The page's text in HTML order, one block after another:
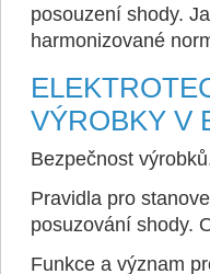
posouzení shody.
harmonizované
VÝROBKY V
Bezpečnost
Pravidla pro
posuzování shody.
Funkce a význam